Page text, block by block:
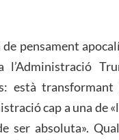
de pensament
l’Administració
està
cap a una de
ser absoluta».